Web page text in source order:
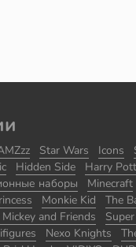
Star Wars Icons
Hidden Side Harry
наборы Minecraft
Monkie Kid
The
and Friends
Nexo Knights